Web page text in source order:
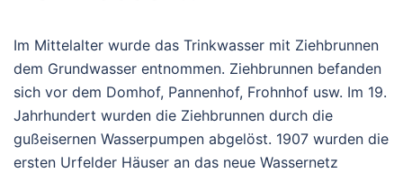
Im Mittelalter wurde das Trinkwasser mit Ziehbrunnen
dem Grundwasser entnommen. Ziehbrunnen befanden
sich vor dem Domhof, Pannenhof, Frohnhof usw. Im 19.
Jahrhundert wurden die Ziehbrunnen durch die
gußeisernen Wasserpumpen abgelöst. 1907 wurden die
ersten Urfelder Häuser an das neue Wassernetz